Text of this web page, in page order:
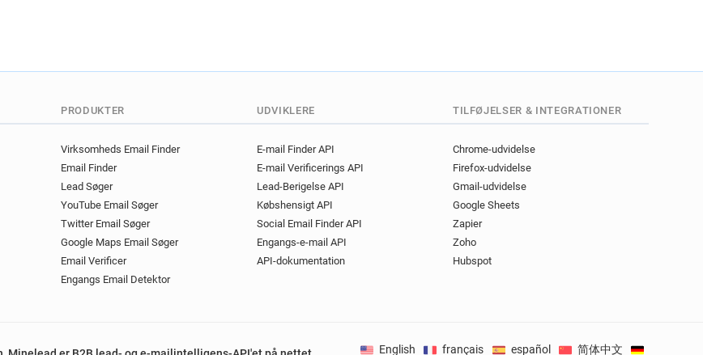
PRODUKTER
Virksomheds Email Finder
Email Finder
Lead Søger
YouTube Email Søger
Twitter Email Søger
Google Maps Email Søger
Email Verificer
Engangs Email Detektor
UDVIKLERE
E-mail Finder API
E-mail Verificerings API
Lead-Berigelse API
Købshensigt API
Social Email Finder API
Engangs-e-mail API
API-dokumentation
TILFØJELSER & INTEGRATIONER
Chrome-udvidelse
Firefox-udvidelse
Gmail-udvidelse
Google Sheets
Zapier
Zoho
Hubspot
English français español 简体中文